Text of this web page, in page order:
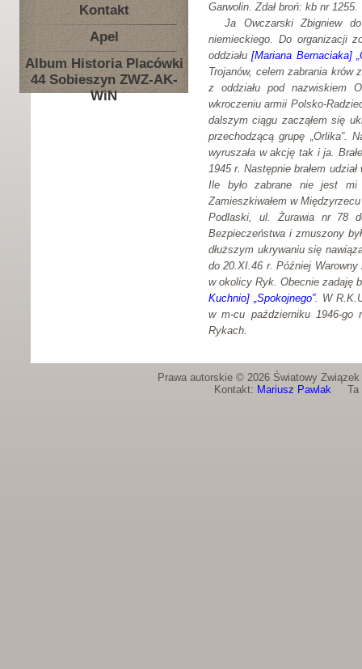
Kontakt
Apel
Album Historia Placówki
44 Sobieszyn ZWZ-AK-
WiN
Garwolin. Zdał broń: kb nr 1255.
Ja Owczarski Zbigniew
niemieckiego. Do organizacji
oddziału[Mariana Bernaciaka]
Trojanów, celem zabrania krów
z oddziału pod nazwiskiem
wkroczeniu armii Polsko-
dalszym ciągu zacząłem się
przechodzącą grupę „Orlika”.
wyruszała w akcję tak i ja.
1945 r. Następnie brałem
Ile było zabrane nie jest mi
Zamieszkiwałem w
Podlaski, ul. Żurawia nr 78
Bezpieczeństwa i zmuszony
dłuższym ukrywaniu się
do 20.XI.46 r. Później Warowny
w okolicy Ryk. Obecnie zadaję
Kuchnio] „Spokojnego”. W
w m-cu październiku 1946-go
Rykach.
Prawa autorskie © 2026 Światowy
Kontakt: Mariusz PawlakTa